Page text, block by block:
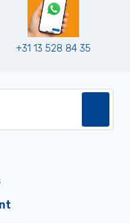
+31 13 528 84 35